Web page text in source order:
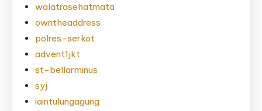
walatrasehatmata
owntheaddress
polres-serkot
advent1jkt
st-bellarminus
syj
iaintulungagung